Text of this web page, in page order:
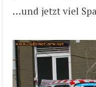
…und jetzt viel